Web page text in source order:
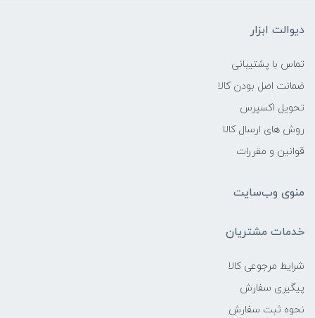
دیوالت ابزار
تماس با پشتیبانی
ضمانت اصل بودن کالا
تحویل اکسپرس
روش های ارسال کالا
قوانین و مقررات
منوی وب‌سایت
خدمات مشتریان
شرایط مرجوعی کالا
پیگیری سفارش
نحوه ثبت سفارش